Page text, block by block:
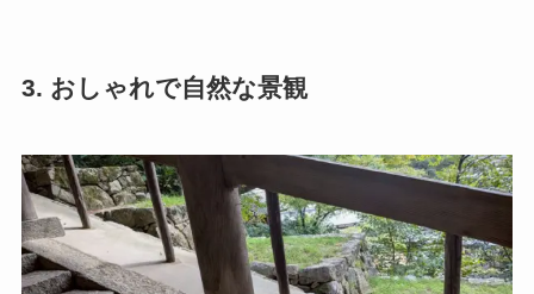
3. おしゃれで自然な景観